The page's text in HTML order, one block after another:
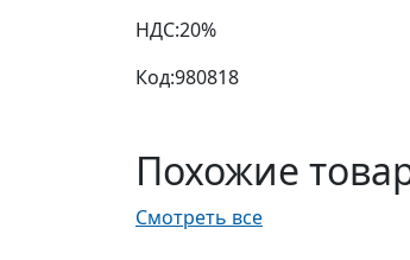
НДС:20%
Код:980818
Похожие
Смотреть все